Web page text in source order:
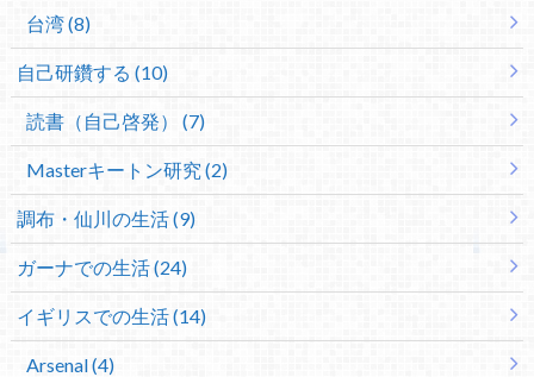
台湾 (8)
自己研鑽する (10)
読書（自己啓発） (7)
Masterキートン研究 (2)
調布・仙川の生活 (9)
ガーナでの生活 (24)
イギリスでの生活 (14)
Arsenal (4)